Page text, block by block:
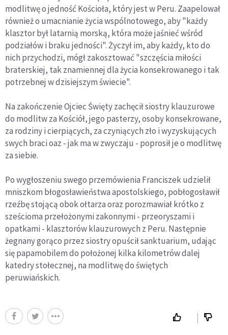
modlitwę o jedność Kościoła, który jest w Peru. Zaapelował
również o umacnianie życia wspólnotowego, aby "każdy
klasztor był latarnią morską, która może jaśnieć wśród
podziałów i braku jedności". Życzył im, aby każdy, kto do
nich przychodzi, mógł zakosztować "szczęścia miłości
braterskiej, tak znamiennej dla życia konsekrowanego i tak
potrzebnej w dzisiejszym świecie".
Na zakończenie Ojciec Święty zachęcił siostry klauzurowe
do modlitw za Kościół, jego pasterzy, osoby konsekrowane,
za rodziny i cierpiących, za czyniących zło i wyzyskujących
swych braci oaz - jak ma w zwyczaju - poprosił je o modlitwę
za siebie.
Po wygłoszeniu swego przemówienia Franciszek udzielił
mniszkom błogosławieństwa apostolskiego, pobłogosławił
rzeźbę stojącą obok ołtarza oraz porozmawiał krótko z
sześcioma przełożonymi zakonnymi - przeoryszami i
opatkami - klasztorów klauzurowych z Peru. Następnie
żegnany gorąco przez siostry opuścił sanktuarium, udając
się papamobilem do położonej kilka kilometrów dalej
katedry stołecznej, na modlitwę do świętych
peruwiańskich.